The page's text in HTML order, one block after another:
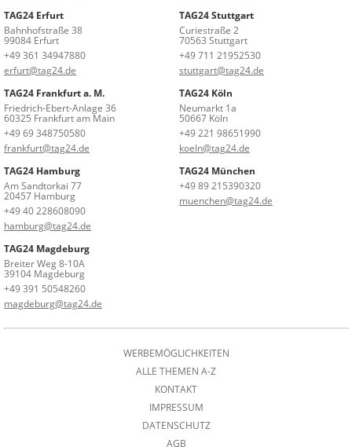
TAG24 Erfurt
Bahnhofstraße 38
99084 Erfurt
+49 361 34947880
erfurt@tag24.de
TAG24 Stuttgart
Curiestraße 2
70563 Stuttgart
+49 711 21952530
stuttgart@tag24.de
TAG24 Frankfurt a. M.
Friedrich-Ebert-Anlage 36
60325 Frankfurt am Main
+49 69 348750580
frankfurt@tag24.de
TAG24 Köln
Neumarkt 1a
50667 Köln
+49 221 98651990
koeln@tag24.de
TAG24 Hamburg
Am Sandtorkai 77
20457 Hamburg
+49 40 228608090
hamburg@tag24.de
TAG24 München
+49 89 215390320
muenchen@tag24.de
TAG24 Magdeburg
Breiter Weg 8-10A
39104 Magdeburg
+49 391 50548260
magdeburg@tag24.de
WERBEMÖGLICHKEITEN
ALLE THEMEN A-Z
KONTAKT
IMPRESSUM
DATENSCHUTZ
AGB